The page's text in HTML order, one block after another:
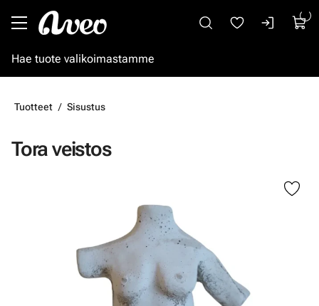
Tuotteet Sisustus
Tora veistos